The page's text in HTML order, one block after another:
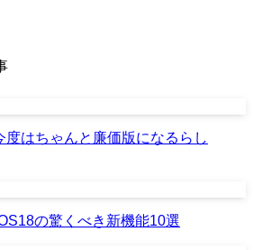
度はちゃんと廉価版になるらし
の驚くべき新機能10選